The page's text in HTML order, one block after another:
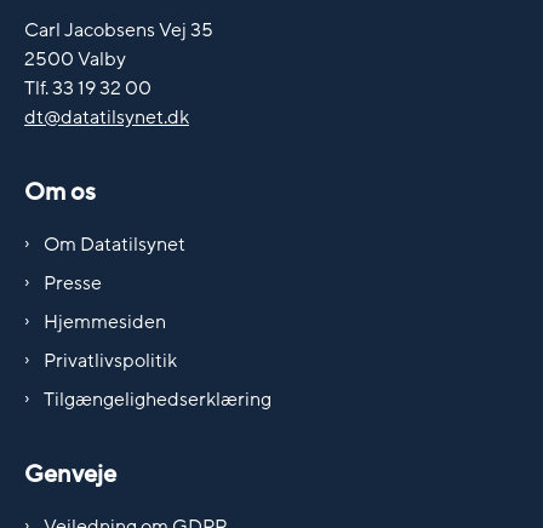
Carl Jacobsens Vej 35
2500 Valby
Tlf. 33 19 32 00
dt@datatilsynet.dk
Om os
Om Datatilsynet
Presse
Hjemmesiden
Privatlivspolitik
Tilgængelighedserklæring
Genveje